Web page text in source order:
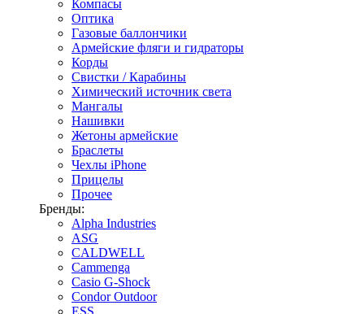
Компасы
Оптика
Газовые баллончики
Армейские фляги и гидраторы
Корды
Свистки / Карабины
Химический источник света
Мангалы
Нашивки
Жетоны армейские
Браслеты
Чехлы iPhone
Прицелы
Прочее
Бренды:
Alpha Industries
ASG
CALDWELL
Cammenga
Casio G-Shock
Condor Outdoor
ESS